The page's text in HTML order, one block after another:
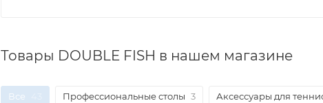
Товары DOUBLE FISH в нашем магазине
Все Профессиональные столы 3 Аксессуары для